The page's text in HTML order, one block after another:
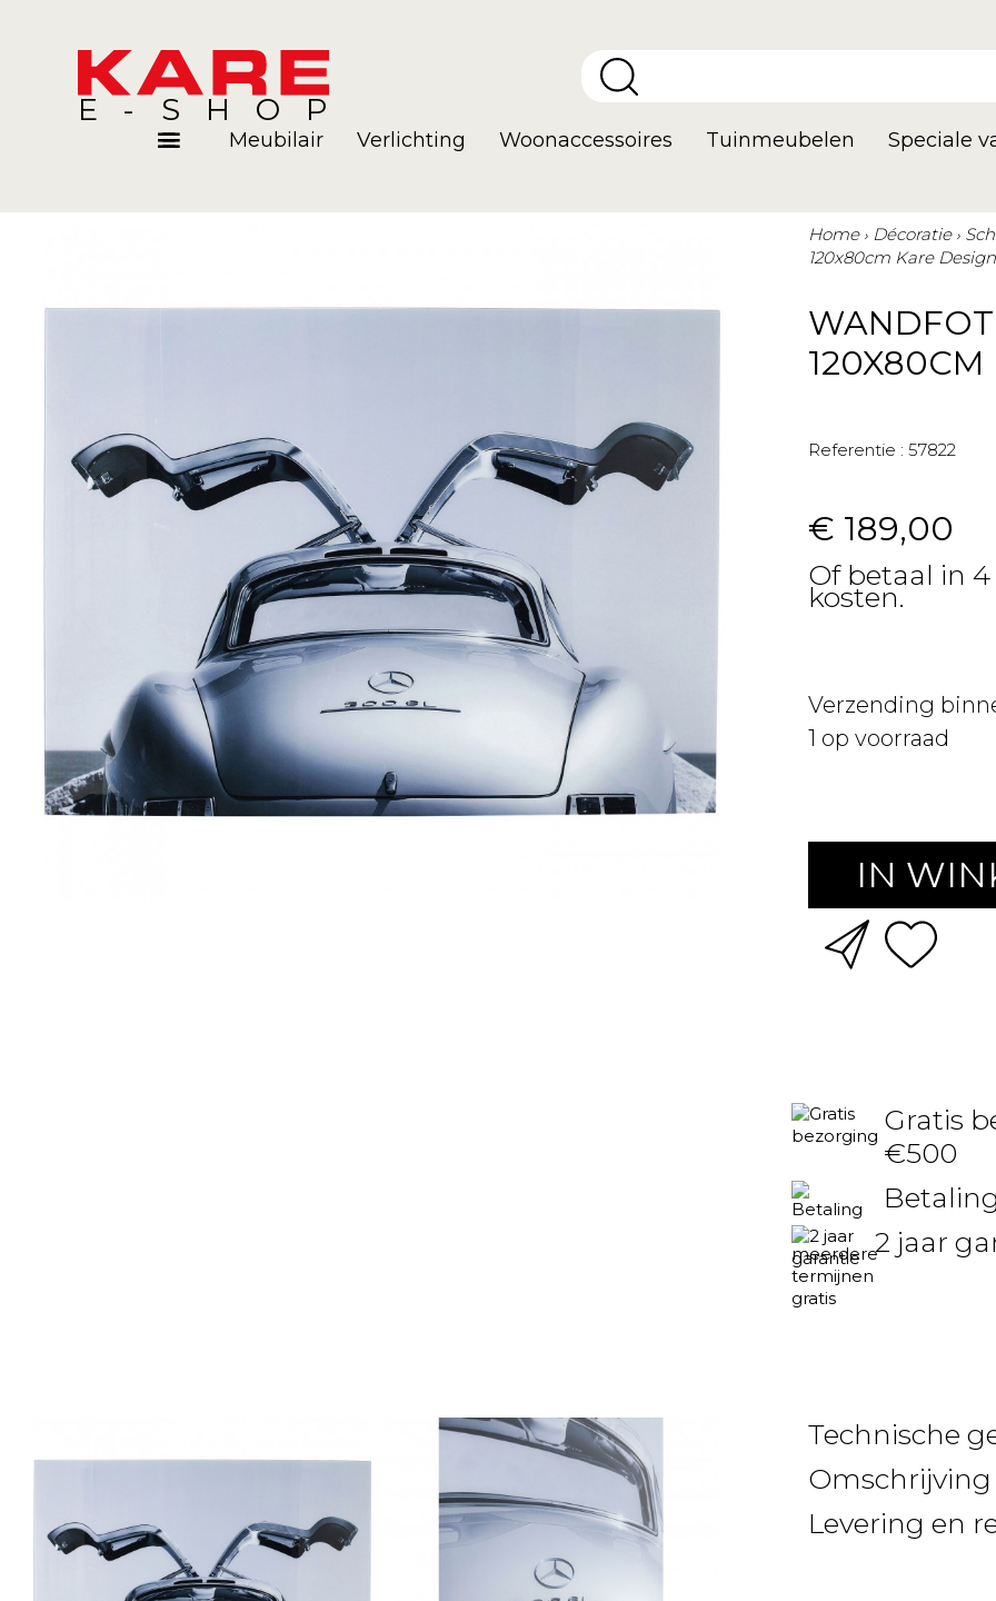
E-SHOP
Meubilair Verlichting Woonaccessoires Tuinmeubelen Speciale
Home Décoratie
120x80cm Kare Design
120X80CM
Referentie : 57822
€ 189,00
Of betaal in
kosten.
Verzending
1 op voorraad
IN
Gratis
€500
2 jaar
Technische
Omschrijving
Levering en